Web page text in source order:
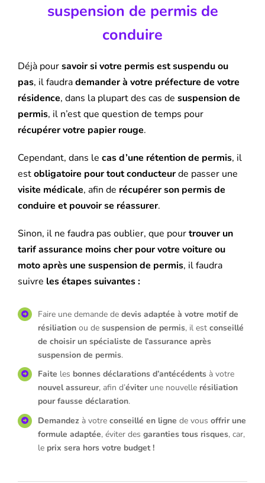
suspension de permis de
conduire
Déjà poursavoir si votre permis est suspendu ou
pas, il faudrademander à votre préfecture de votre
résidence, dans la plupart des cas de suspension de
permis, il n’est que question de temps pour
récupérer votre papier rouge.
Cependant, dans le cas d’une rétention de permis, il
estobligatoire pour tout conducteurde passer une
visite médicale, afin de récupérer son permis de
conduire et pouvoir se réassurer.
Sinon, il ne faudra pas oublier, que pourtrouver un
tarif assurance moins cher pour votre voiture ou
moto après une suspension de permis, il faudra
suivre les étapes suivantes :
Faire une demande de devis adaptée à votre motif de
résiliationou de suspension de permis, il est conseillé
de choisir un spécialiste de l’assurance après
suspension de permis.
Faite les bonnes déclarations d’antécédentsà votre
nouvel assureur, afin d’éviterune nouvelle résiliation
pour fausse déclaration.
Demandezà votre conseillé en ligne de vous offrir une
formule adaptée, éviter des garanties tous risques, car,
le prix sera hors votre budget !